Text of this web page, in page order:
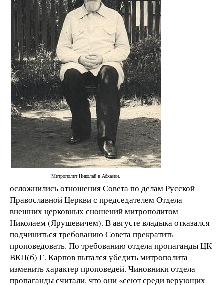
Митрополит Николай в Абхазии.
осложнились отношения Совета по делам Русской
Православной Церкви с председателем Отдела
внешних церковных сношений митрополитом
Николаем (Ярушевичем). В августе владыка отказался
подчиниться требованию Совета прекратить
проповедовать. По требованию отдела пропаганды ЦК
ВКП(б) Г. Карпов пытался убедить митрополита
изменить характер проповедей. Чиновники отдела
пропаганды считали, что они «сеют среди верующих